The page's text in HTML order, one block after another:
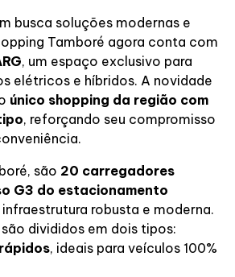
busca soluções modernas e
Tamboré agora conta com
, um espaço exclusivo para
elétricos e híbridos. A novidade
único shopping da região com
, reforçando seu compromisso
são 20 carregadores
G3 do estacionamento
infraestrutura robusta e moderna.
divididos em dois tipos:
, ideais para veículos 100%